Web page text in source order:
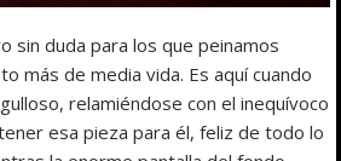
sin duda para los que peinamos
más de media vida. Es aquí cuando
relamiéndose con el inequívoco
esa pieza para él, feliz de todo lo